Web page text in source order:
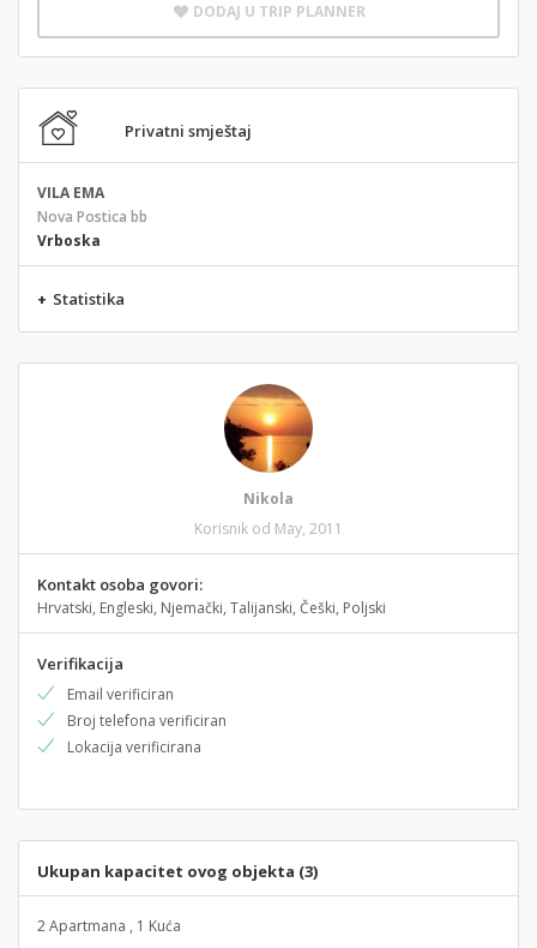
DODAJ U TRIP PLANNER
Privatni smještaj
VILA EMA
Nova Postica bb
Vrboska
+ Statistika
Nikola
Korisnik od May, 2011
Kontakt osoba govori:
Hrvatski, Engleski, Njemački, Talijanski, Češki, Poljski
Verifikacija
Email verificiran
Broj telefona verificiran
Lokacija verificirana
Ukupan kapacitet ovog objekta (3)
2 Apartmana , 1 Kuća